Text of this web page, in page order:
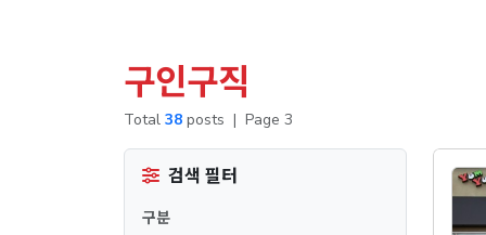
구인구직
Total 38 posts | Page 3
검색 필터
구분